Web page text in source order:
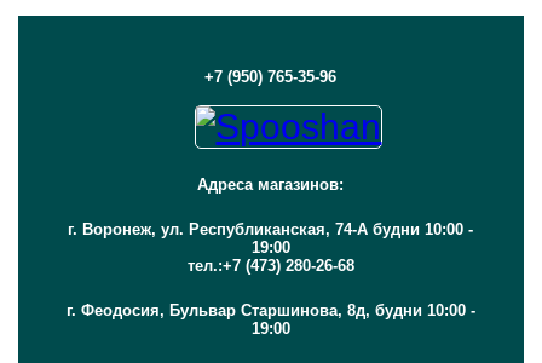
+7 (950) 765-35-96
Адреса магазинов:
г. Воронеж, ул. Республиканская, 74-А будни 10:00 -
19:00
тел.:+7 (473) 280-26-68
г. Феодосия, Бульвар Старшинова, 8д, будни 10:00 -
19:00